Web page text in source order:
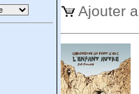
Ajouter